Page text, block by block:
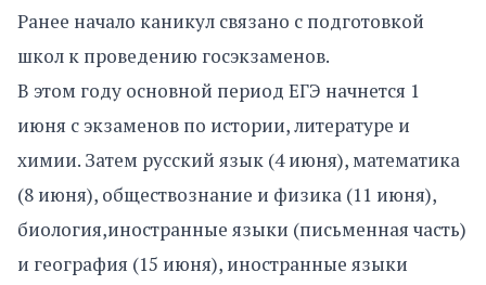
Ранее начало каникул связано с подготовкой
школ к проведению госэкзаменов.
В этом году основной период ЕГЭ начнется 1
июня с экзаменов по истории, литературе и
химии. Затем русский язык (4 июня), математика
(8 июня), обществознание и физика (11 июня),
биология,иностранные языки (письменная часть)
и география (15 июня), иностранные языки